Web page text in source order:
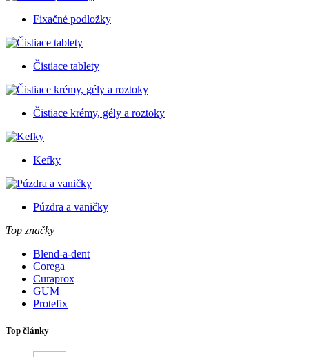
Fixačné podložky
Čistiace tablety
Čistiace krémy, gély a roztoky
Kefky
Púzdra a vaničky
Top značky
Blend-a-dent
Corega
Curaprox
GUM
Protefix
Top články